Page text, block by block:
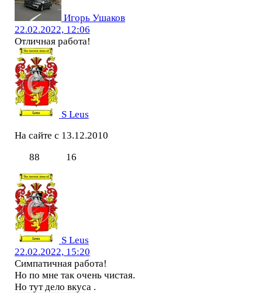
Игорь Ушаков
22.02.2022, 12:06
Отличная работа!
S Leus
На сайте с 13.12.2010
88
16
S Leus
22.02.2022, 15:20
Симпатичная работа!
Но по мне так очень чистая.
Но тут дело вкуса .